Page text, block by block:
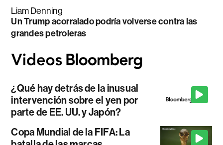
Liam Denning
Un Trump acorralado podría volverse contra las
grandes petroleras
¿Qué hay detrás de la inusual
intervención sobre el yen por
parte de EE. UU. y Japón?
Copa Mundial de la FIFA: La